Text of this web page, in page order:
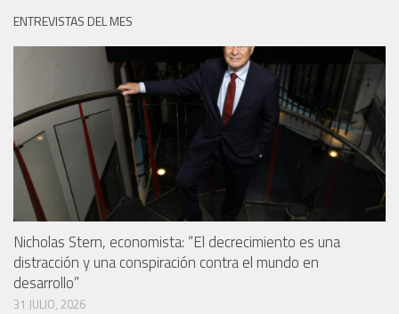
ENTREVISTAS DEL MES
Nicholas Stern, economista: “El decrecimiento es una
distracción y una conspiración contra el mundo en
desarrollo”
31 JULIO, 2026